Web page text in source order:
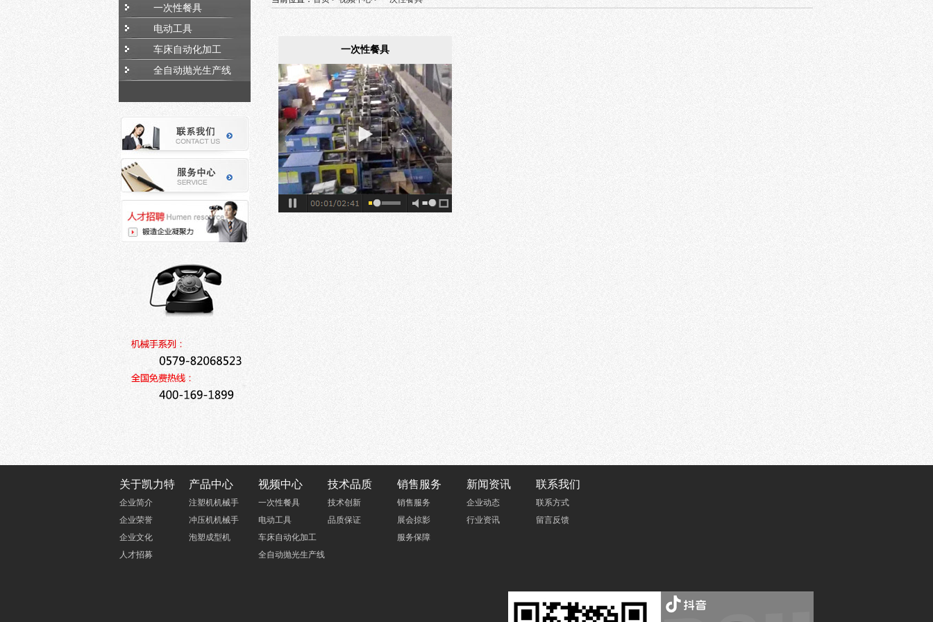
一次性餐具
电动工具
车床自动化加工
全自动抛光生产线
一次性餐具
关于凯力特
企业简介
企业荣誉
企业文化
人才招募
产品中心
注塑机机械手
冲压机机械手
泡塑成型机
视频中心
一次性餐具
电动工具
车床自动化加工
全自动抛光生产线
技术品质
技术创新
品质保证
销售服务
销售服务
展会掠影
服务保障
新闻资讯
企业动态
行业资讯
联系我们
联系方式
留言反馈